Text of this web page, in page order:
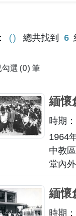
總共找到 6
勾選 0 筆
緬懷
時期
1964
中教
堂內
內滿
道復
緬懷
時期